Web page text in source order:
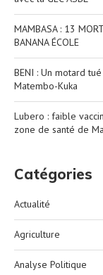
MAMBASA : 13
BANANA ÉCOLE
BENI : Un motard
Matembo-Kuka
Lubero : faible
zone de santé de
Catégories
Actualité
Agriculture
Analyse Politique